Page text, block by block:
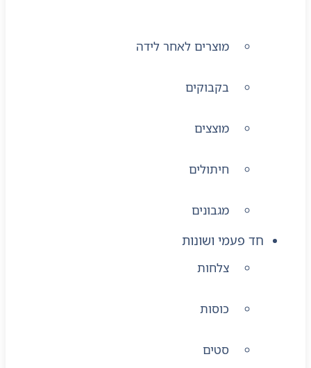
מוצרים לאחר לידה
בקבוקים
מוצצים
חיתולים
מגבונים
חד פעמי ושונות
צלחות
כוסות
סטים